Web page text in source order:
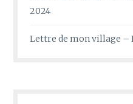
2024
Lettre de mon village –